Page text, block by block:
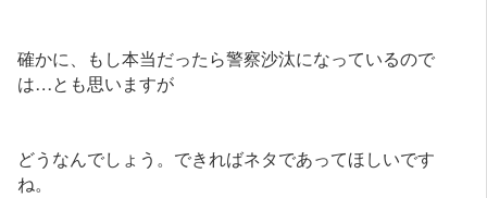
確かに、もし本当だったら警察沙汰になっているので
は…とも思いますが
どうなんでしょう。できればネタであってほしいです
ね。